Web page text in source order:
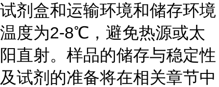
试剂盒和运输环境和储存环境
温度为2-8℃，避免热源或太
阳直射。样品的储存与稳定性
及试剂的准备将在相关章节中